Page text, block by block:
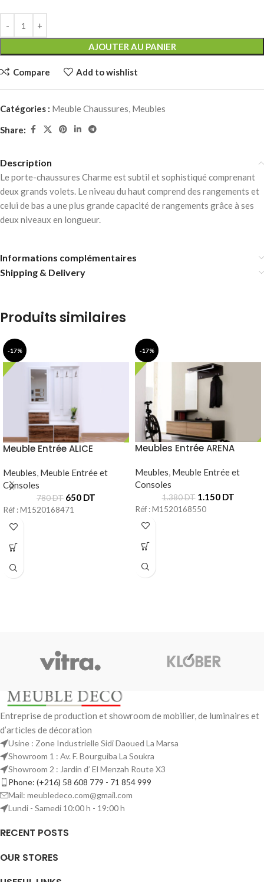
AJOUTER AU PANIER
Compare Add to wishlist
Catégories : Meuble Chaussures, Meubles
Share:
Description
Le porte-chaussures Charme est subtil et sophistiqué comprenant
deux grands volets. Le niveau du haut comprend des rangements et
celui de bas a une plus grande capacité de rangements grâce à ses
deux niveaux en longueur.
Informations complémentaires
Shipping & Delivery
Produits similaires
-17%
Meuble Entrée ALICE
Meubles, Meuble Entrée et
Consoles
780DT 650 DT
Réf : M1520168471
-17%
Meubles Entrée ARENA
Meubles, Meuble Entrée et
Consoles
1.380DT 1.150 DT
Réf : M1520168550
Entreprise de production et showroom de mobilier, de luminaires et
d’articles de décoration
Usine : Zone Industrielle Sidi Daoued La Marsa
Showroom 1 : Av. F. Bourguiba La Soukra
Showroom 2 : Jardin d’ El Menzah Route X3
Phone: (+216) 58 608 779 - 71 854 999
Mail: meubledeco.com@gmail.com
Lundi - Samedi 10:00 h - 19:00 h
RECENT POSTS
OUR STORES